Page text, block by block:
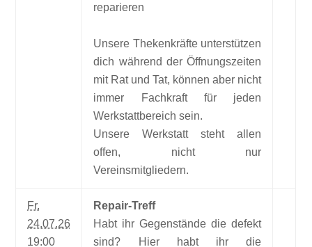
reparieren
Unsere Thekenkräfte unterstützen
dich während der Öffnungszeiten
mit Rat und Tat, können aber nicht
immer Fachkraft für jeden
Werkstattbereich sein.
Unsere Werkstatt steht allen
offen, nicht nur
Vereinsmitgliedern.
Fr.
24.07.26
19:00
Repair-Treff
Habt ihr Gegenstände die defekt
sind? Hier habt ihr die